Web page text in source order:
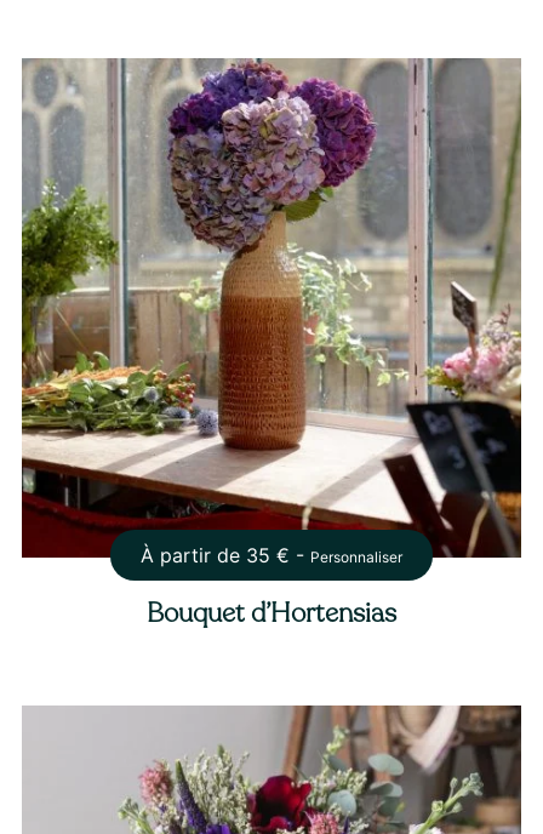
À partir de 35 € - Personnaliser
Bouquet d’Hortensias